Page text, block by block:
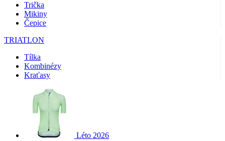
Trička
Mikiny
Čepice
TRIATLON
Tílka
Kombinézy
Kraťasy
Léto 2026